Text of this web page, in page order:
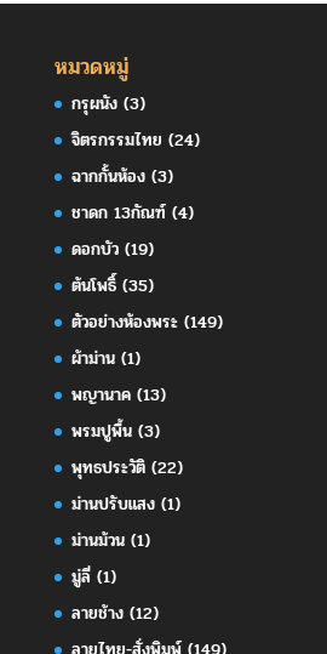
หมวดหมู่
กรุผนัง(3)
จิตรกรรมไทย (24)
ฉากกั้นห้อง(3)
ชาดก 13กัณฑ์(4)
ดอกบัว(19)
ต้นโพธิ์(35)
ตัวอย่างห้องพระ(149)
ผ้าม่าน(1)
พญานาค(13)
พรมปูพื้น(3)
พุทธประวัติ(22)
ม่านปรับแสง(1)
ม่านม้วน(1)
มู่ลี่(1)
ลายช้าง(12)